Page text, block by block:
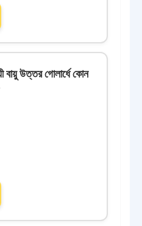
বায়ু উত্তর গোলার্ধে কোন